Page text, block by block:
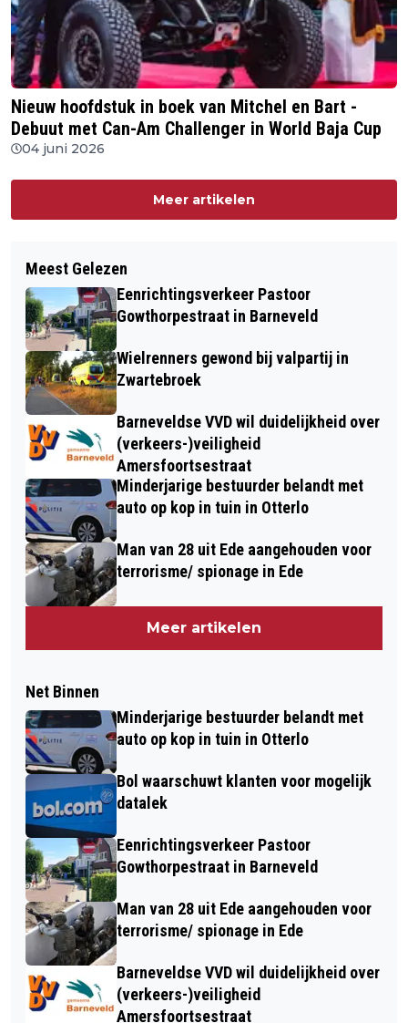
Nieuw hoofdstuk in boek van Mitchel en Bart -
Debuut met Can-Am Challenger in World Baja Cup
04 juni 2026
Meer artikelen
Meest Gelezen
Eenrichtingsverkeer Pastoor
Gowthorpestraat in Barneveld
Wielrenners gewond bij valpartij in
Zwartebroek
Barneveldse VVD wil duidelijkheid over
(verkeers-)veiligheid
Amersfoortsestraat
Minderjarige bestuurder belandt met
auto op kop in tuin in Otterlo
Man van 28 uit Ede aangehouden voor
terrorisme/ spionage in Ede
Meer artikelen
Net Binnen
Minderjarige bestuurder belandt met
auto op kop in tuin in Otterlo
Bol waarschuwt klanten voor mogelijk
datalek
Eenrichtingsverkeer Pastoor
Gowthorpestraat in Barneveld
Man van 28 uit Ede aangehouden voor
terrorisme/ spionage in Ede
Barneveldse VVD wil duidelijkheid over
(verkeers-)veiligheid
Amersfoortsestraat